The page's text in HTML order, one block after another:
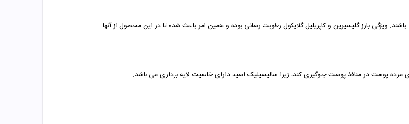
ویژگی بارز گلیسیرین و کاپریلیل گلایکول رطوبت رسانی بوده و همین امر باعث شده تا در این محصول از آنها
مرده پوست در منافذ پوست جلوگیری کند، زیرا سالیسیلیک اسید دارای خاصیت لایه برداری می باشد.